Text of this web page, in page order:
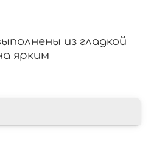
из гладкой
ярким